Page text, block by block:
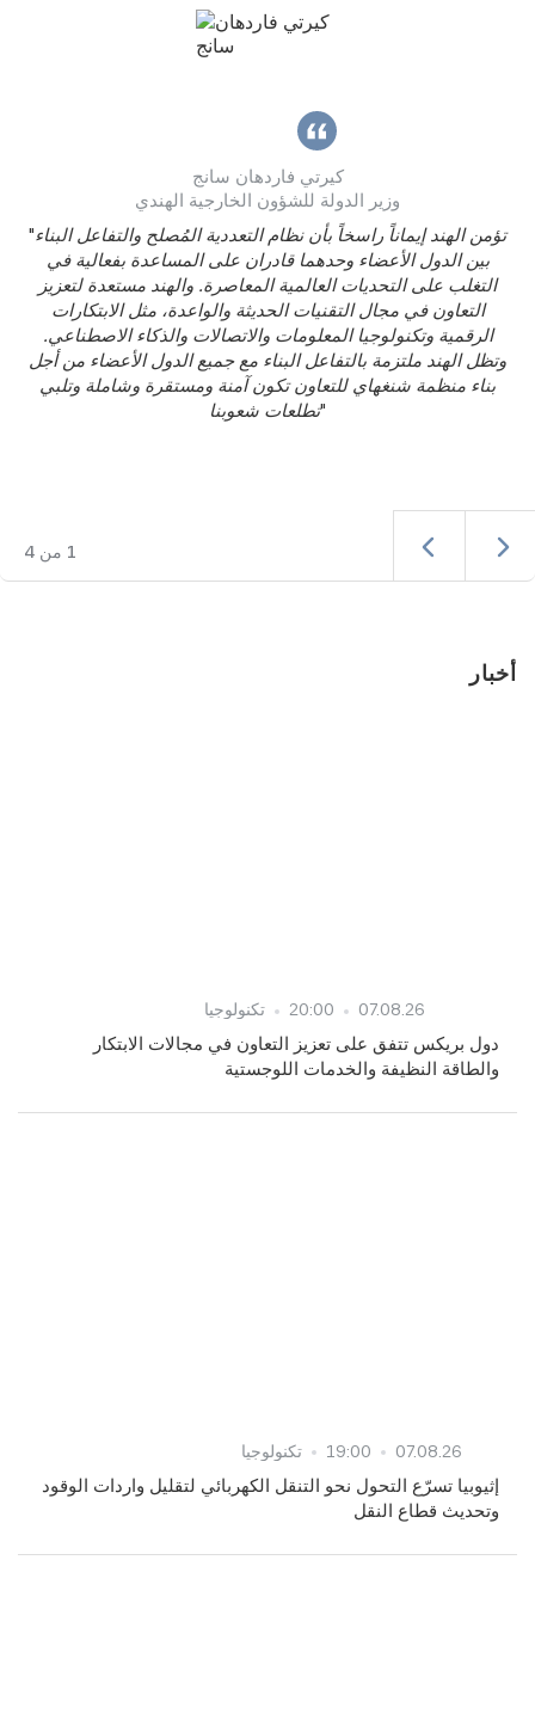
كيرتي فاردهان سانج
وزير الدولة للشؤون الخارجية الهندي
"تؤمن الهند إيماناً راسخاً بأن نظام التعددية المُصلح والتفاعل البناء
بين الدول الأعضاء وحدهما قادران على المساعدة بفعالية في
التغلب على التحديات العالمية المعاصرة. والهند مستعدة لتعزيز
التعاون في مجال التقنيات الحديثة والواعدة، مثل الابتكارات
الرقمية وتكنولوجيا المعلومات والاتصالات والذكاء الاصطناعي.
وتظل الهند ملتزمة بالتفاعل البناء مع جميع الدول الأعضاء من أجل
بناء منظمة شنغهاي للتعاون تكون آمنة ومستقرة وشاملة وتلبي
تطلعات شعوبنا"
1 من 4
أخبار
07.08.26
20:00 تكنولوجيا
دول بريكس تتفق على تعزيز التعاون في مجالات الابتكار
والطاقة النظيفة والخدمات اللوجستية
07.08.26
19:00 تكنولوجيا
إثيوبيا تسرّع التحول نحو التنقل الكهربائي لتقليل واردات الوقود
وتحديث قطاع النقل